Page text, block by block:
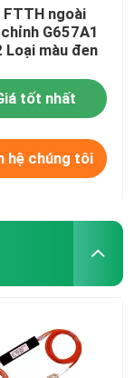
FTTH ngoài
G657A1
Loại màu đen
tốt nhất
hệ chúng tôi